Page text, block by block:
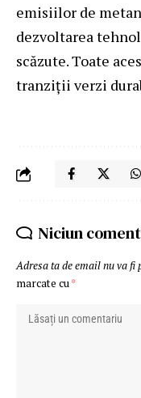
emisiilor de
dezvoltarea
scăzute. Toate
tranziții verzi
Niciun
Adresa ta de email nu va fi
marcate cu*